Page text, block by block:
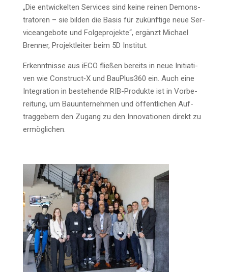
„Die ent­wi­ckel­ten Ser­vices sind kei­ne rei­nen Demons­
tra­to­ren – sie bil­den die Basis für zukünf­ti­ge neue Ser­
vice­an­ge­bo­te und Fol­ge­pro­jek­te“, ergänzt Micha­el
Bren­ner, Pro­jekt­lei­ter beim 5D Institut.
Erkennt­nis­se aus iECO flie­ßen bereits in neue Initia­ti­
ven wie Construct‑X und BauPlus360 ein. Auch eine
Inte­gra­ti­on in bestehen­de RIB-Pro­duk­te ist in Vor­be­
rei­tung, um Bau­un­ter­neh­men und öffent­li­chen Auf­
trag­ge­bern den Zugang zu den Inno­va­tio­nen direkt zu
ermöglichen.